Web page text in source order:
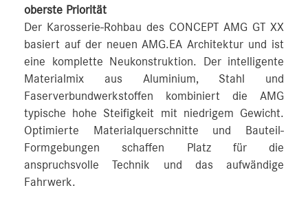
oberste Priorität
Der Karosserie-Rohbau des CONCEPT AMG GT XX
basiert auf der neuen AMG.EA Architektur und ist
eine komplette Neukonstruktion. Der intelligente
Materialmix aus Aluminium, Stahl und
Faserverbundwerkstoffen kombiniert die AMG
typische hohe Steifigkeit mit niedrigem Gewicht.
Optimierte Materialquerschnitte und Bauteil-
Formgebungen schaffen Platz für die
anspruchsvolle Technik und das aufwändige
Fahrwerk.